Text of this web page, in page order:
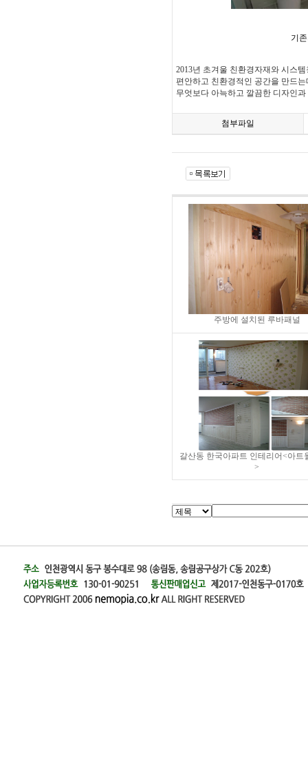
기
2013년 초겨울 친환경자재와 시스
편안하고 친환경적인 공간을 만드
무엇보다 아늑하고 깔끔한 디자인
첨부파일
주방에 설치된 루바패널
갈산동 한국아파트 인테리어<아트
>